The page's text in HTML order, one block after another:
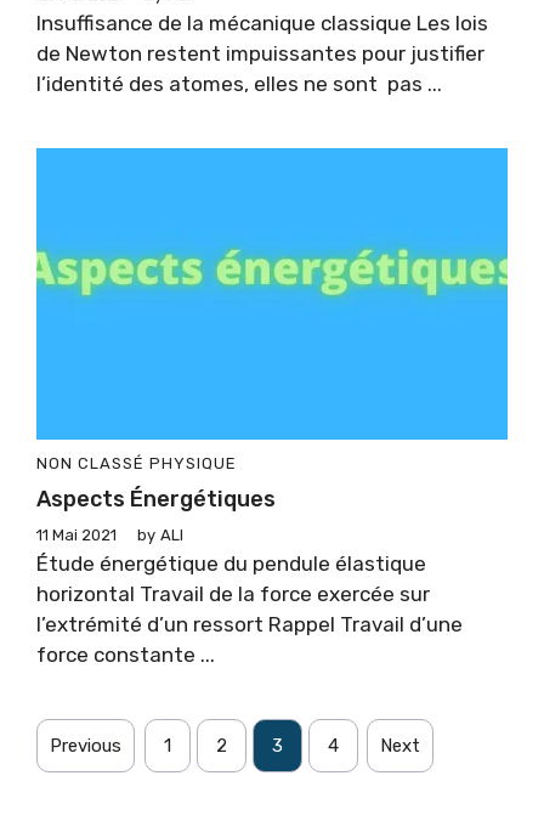
Insuffisance de la mécanique classique Les lois
de Newton restent impuissantes pour justifier
l’identité des atomes, elles ne sont pas ...
NON CLASSÉ PHYSIQUE
Aspects Énergétiques
11 Mai 2021 by ALI
Étude énergétique du pendule élastique
horizontal Travail de la force exercée sur
l’extrémité d’un ressort Rappel Travail d’une
force constante ...
Previous 1 2 3 4 Next